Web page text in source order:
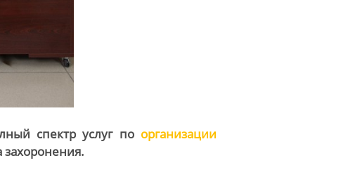
спектр услуг по организации
захоронения.